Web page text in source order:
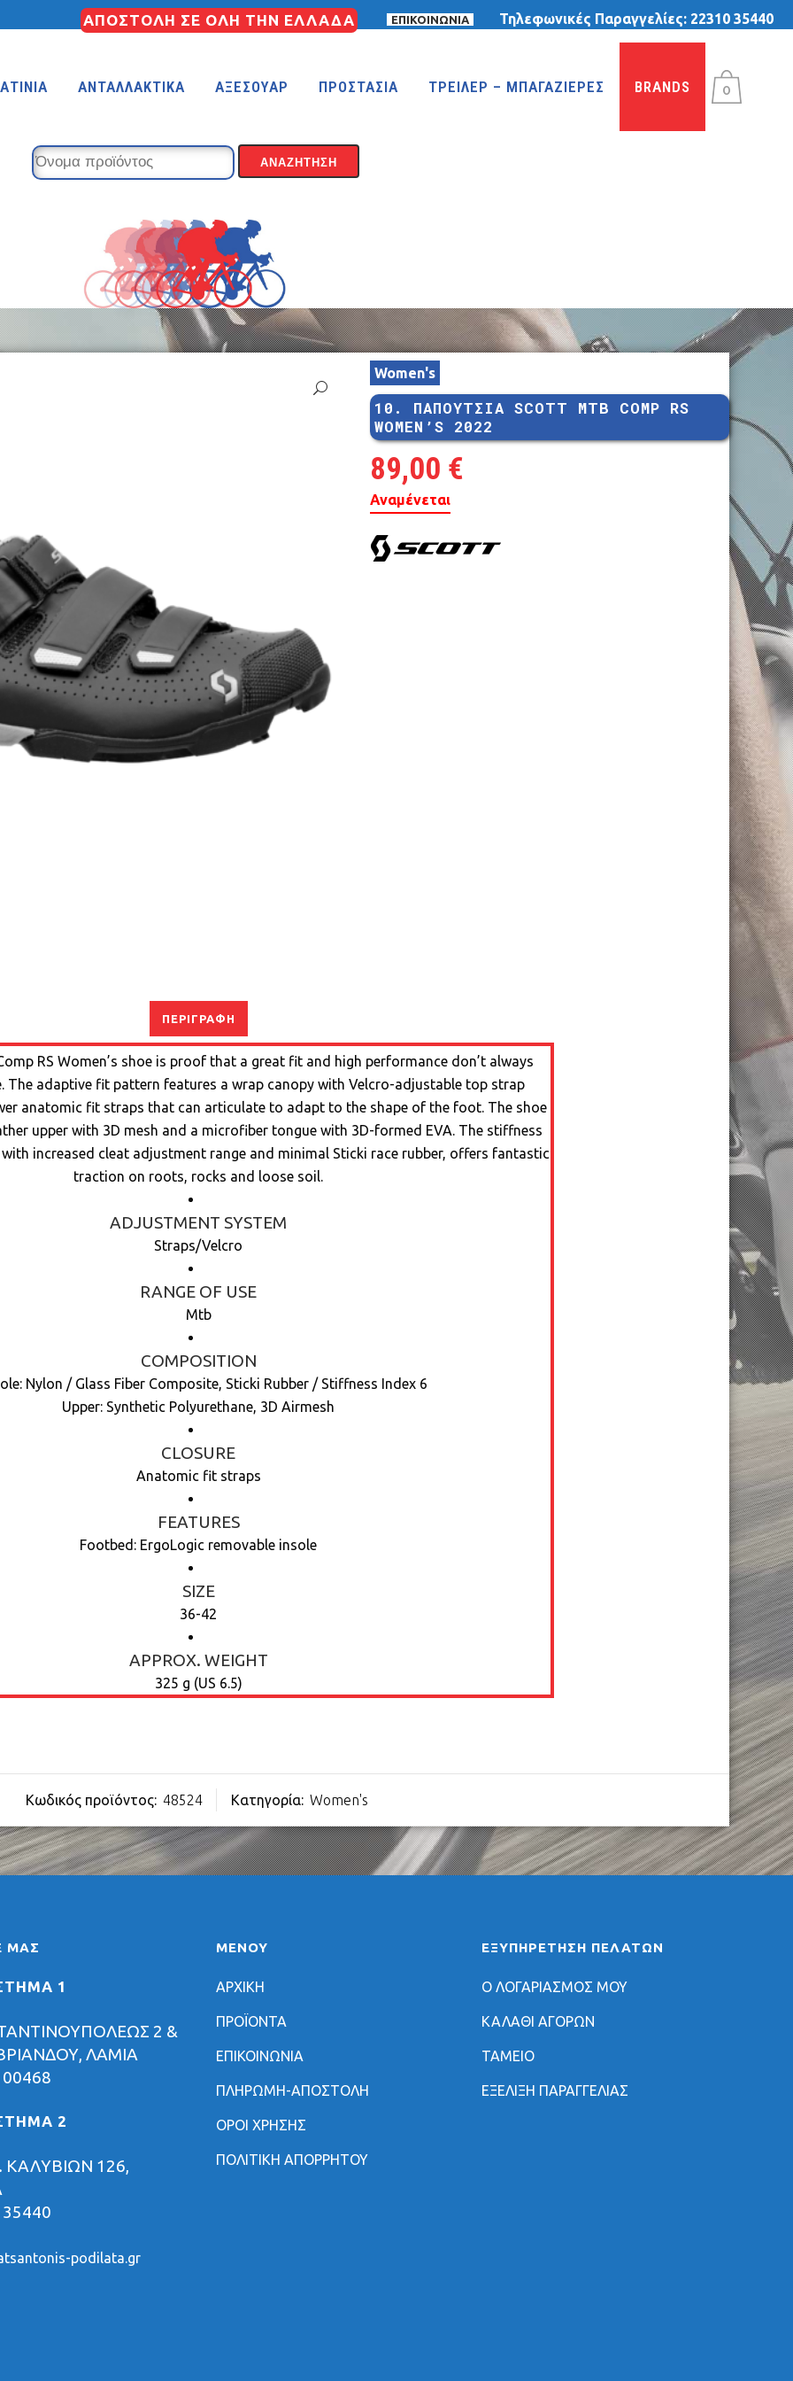
ΑΠΟΣΤΟΛΗ ΣΕ ΟΛΗ ΤΗΝ ΕΛΛΑΔΑ ΕΠΙΚΟΙΝΩΝΙΑ Τηλεφωνικές Παραγγελίες: 22310 35440
0
KIDS 16″
KIDS 14″
KIDS 12″
MTB 29″ V-BRAKE
ROAD CARBON
TRICYCLE
ΑΝΤΑΛΛΑΚΤΙΚΑ ΑΞΕΣΟΥΑΡ ΠΡΟΣΤΑΣΙΑ ΤΡΕΙΛΕΡ – ΜΠΑΓΑΖΙΕΡΕΣ BRANDS
Women's
10. ΠΑΠΟΥΤΣΙΑ SCOTT MTB COMP RS
WOMEN’S 2022
89,00 €
Αναμένεται
ΠΕΡΙΓΡΑΦΉ
RS Women’s shoe is proof that a great fit and high performance don’t always
The adaptive fit pattern features a wrap canopy with Velcro-adjustable top strap
anatomic fit straps that can articulate to adapt to the shape of the foot. The shoe
upper with 3D mesh and a microfiber tongue with 3D-formed EVA. The stiffness
increased cleat adjustment range and minimal Sticki race rubber, offers fantastic
traction on roots, rocks and loose soil.
ADJUSTMENT SYSTEM
Straps/Velcro
RANGE OF USE
Mtb
COMPOSITION
Nylon / Glass Fiber Composite, Sticki Rubber / Stiffness Index 6
Upper: Synthetic Polyurethane, 3D Airmesh
CLOSURE
Anatomic fit straps
FEATURES
Footbed: ErgoLogic removable insole
SIZE
36-42
APPROX. WEIGHT
325 g (US 6.5)
Κωδικός προϊόντος: 48524 Κατηγορία: Women's
ΜΑΣ
1
2 &
ΛΑΜΙΑ
2
126,
podilata.gr
ΜΕΝΟΥ
ΑΡΧΙΚΗ
ΠΡΟΪΟΝΤΑ
ΕΠΙΚΟΙΝΩΝΙΑ
ΠΛΗΡΩΜΗ-ΑΠΟΣΤΟΛΗ
ΟΡΟΙ ΧΡΗΣΗΣ
ΠΟΛΙΤΙΚΗ ΑΠΟΡΡΗΤΟΥ
ΕΞΥΠΗΡΈΤΗΣΗ ΠΕΛΑΤΏΝ
Ο ΛΟΓΑΡΙΑΣΜΟΣ ΜΟΥ
ΚΑΛΑΘΙ ΑΓΟΡΩΝ
ΤΑΜΕΙΟ
ΕΞΕΛΙΞΗ ΠΑΡΑΓΓΕΛΙΑΣ